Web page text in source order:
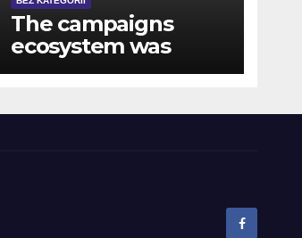
The campaigns
ecosystem was
designed to reward
around the casino